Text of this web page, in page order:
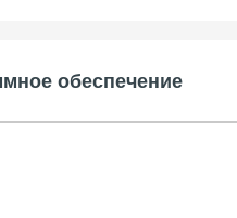
обеспечение